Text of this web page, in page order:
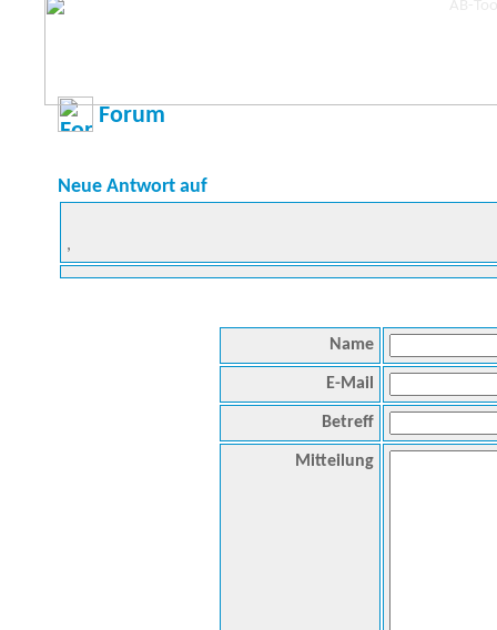
Forum
Neue Antwort auf
,
Name
E-Mail
Betreff
Mitteilung